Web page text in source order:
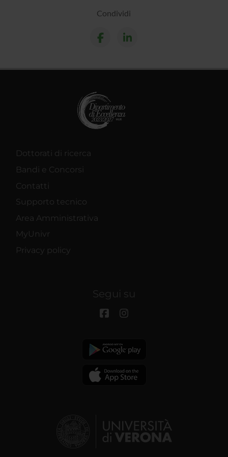
Condividi
Dottorati di ricerca
Bandi e Concorsi
Contatti
Supporto tecnico
Area Amministrativa
MyUnivr
Privacy policy
Segui su